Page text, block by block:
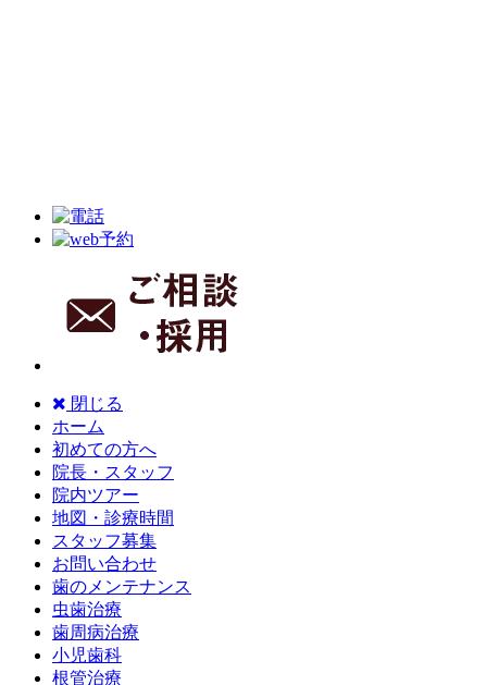
閉じる
ホーム
初めての方へ
院長・スタッフ
院内ツアー
地図・診療時間
スタッフ募集
お問い合わせ
歯のメンテナンス
虫歯治療
歯周病治療
小児歯科
根管治療